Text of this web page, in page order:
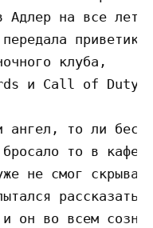
Адлер на все
приветик,
клуба,
и Call of Duty.
ангел, то ли бес.
бросало то в
не смог
рассказать.
он во всем